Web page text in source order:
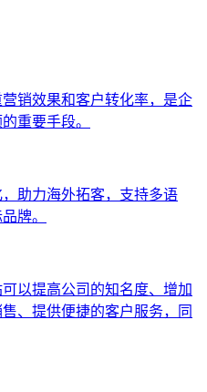
销效果和客户转化率，是企
重要手段。
助力海外拓客，支持多语
牌。
以提高公司的知名度、增加
、提供便捷的客户服务，同